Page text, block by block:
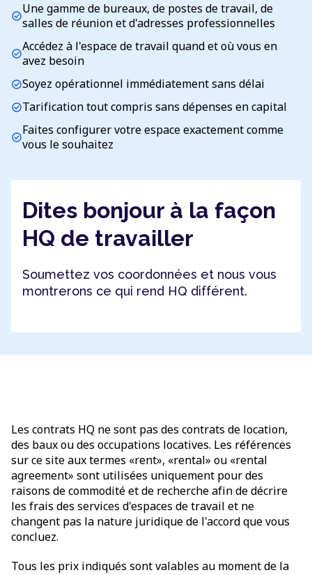
check_circleUne gamme de bureaux, de postes de travail, de
salles de réunion et d'adresses professionnelles
check_circleAccédez à l'espace de travail quand et où vous en
avez besoin
check_circleSoyez opérationnel immédiatement sans délai
check_circleTarification tout compris sans dépenses en capital
check_circleFaites configurer votre espace exactement comme
vous le souhaitez
Dites bonjour à la façon
HQ de travailler
Soumettez vos coordonnées et nous vous
montrerons ce qui rend HQ différent.
Les contrats HQ ne sont pas des contrats de location,
des baux ou des occupations locatives. Les références
sur ce site aux termes «rent», «rental» ou «rental
agreement» sont utilisées uniquement pour des
raisons de commodité et de recherche afin de décrire
les frais des services d'espaces de travail et ne
changent pas la nature juridique de l'accord que vous
concluez.
Tous les prix indiqués sont valables au moment de la